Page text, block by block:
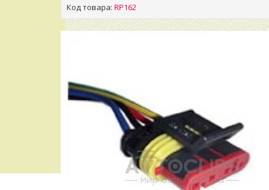
Код товара: RP162